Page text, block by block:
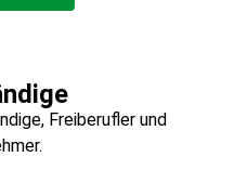
Freiberufler und